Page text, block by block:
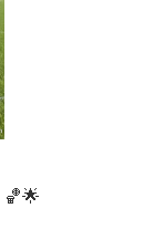
🏀🌟